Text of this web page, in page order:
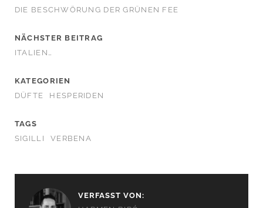
DIE BESCHWÖRUNG DER GRÜNEN FEE
NÄCHSTER BEITRAG
ITALIEN…
KATEGORIEN
DÜFTE
HESPERIDEN
TAGS
SIGILLI
VERBENA
VERFASST VON: